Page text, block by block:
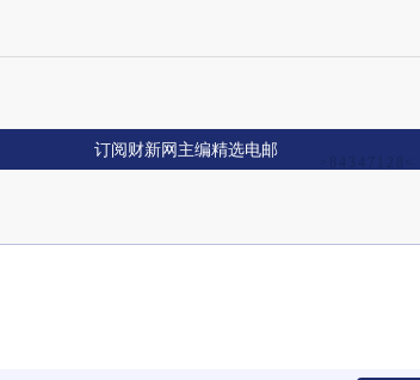
订阅财新网主编精选电邮